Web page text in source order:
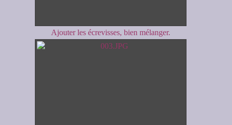
Ajouter les écrevisses, bien mélanger.